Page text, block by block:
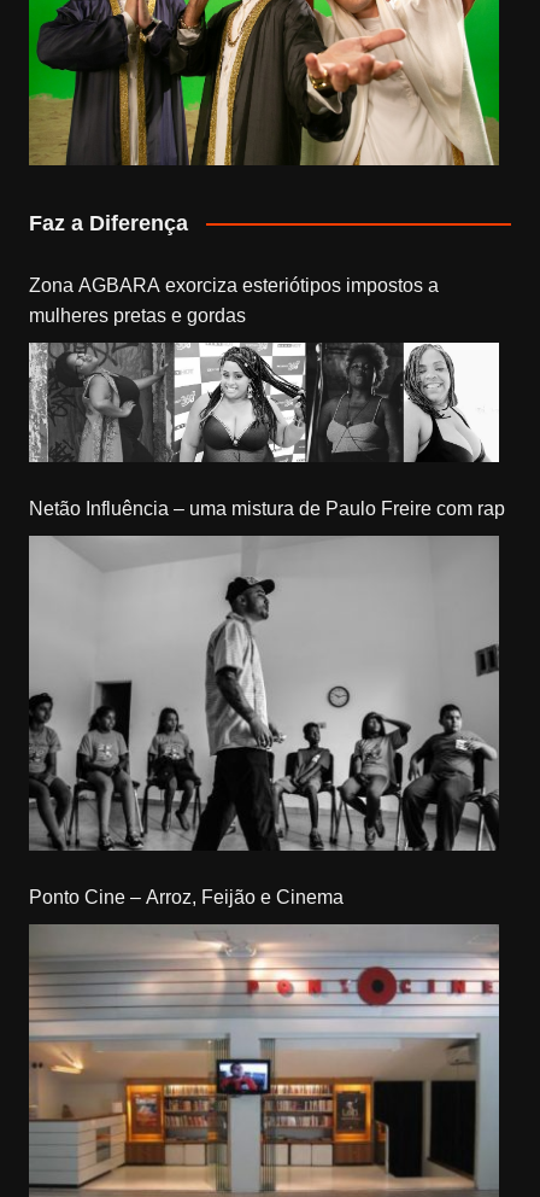
Faz a Diferença
Zona AGBARA exorciza esteriótipos impostos a
mulheres pretas e gordas
Netão Influência – uma mistura de Paulo Freire com rap
Ponto Cine – Arroz, Feijão e Cinema